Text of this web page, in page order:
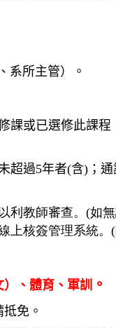
系所主管）。
課或已選修此課程
過5年者(含)；
利教師審查。(如
核簽管理系統
、體育、軍訓 。
抵免 。